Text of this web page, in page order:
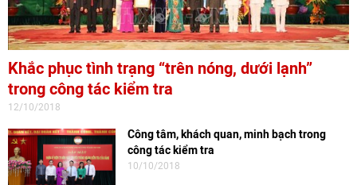
Khắc phục tình trạng “trên nóng, dưới lạnh”
trong công tác kiểm tra
12/10/2018
Công tâm, khách quan, minh bạch trong
công tác kiểm tra
10/10/2018